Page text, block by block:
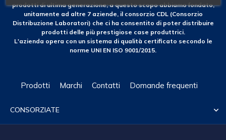
prodotti di ultima generazione; a questo scopo abbiamo fondato,
unitamente ad altre 7 aziende, il consorzio CDL (Consorzio
Distribuzione Laboratori) che ci ha consentito di poter distribuire
prodotti delle più prestigiose case produttrici.
L'azienda opera con un sistema di qualità certificato secondo le
norme UNI EN ISO 9001/2015.
Prodotti Marchi Contatti Domande frequenti
CONSORZIATE 